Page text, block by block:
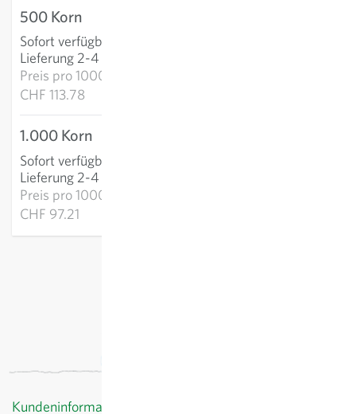
500 Korn
Sofort verfügbar
Lieferung 2-4 Tage
Preis pro1000k:
CHF 113.78
1.000 Korn
Sofort verfügbar
Lieferung 2-4 Tage
Preis pro1000k:
CHF 97.21
Kundeninformationen